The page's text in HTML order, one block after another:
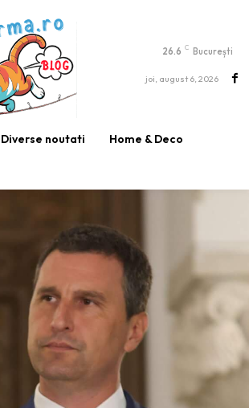
26.6 C București
joi, august 6, 2026
Diverse noutati Home & Deco